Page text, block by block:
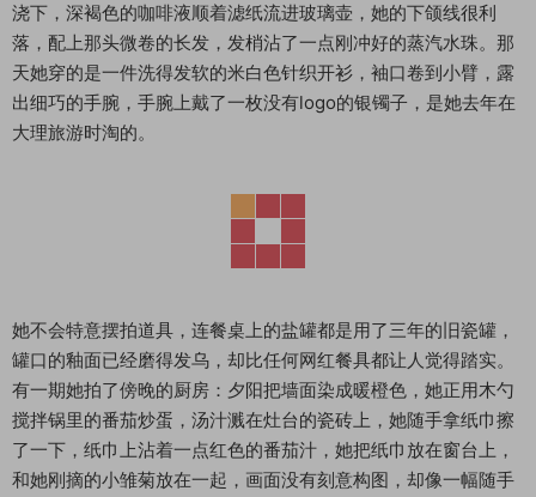
浇下，深褐色的咖啡液顺着滤纸流进玻璃壶，她的下颌线很利
落，配上那头微卷的长发，发梢沾了一点刚冲好的蒸汽水珠。那
天她穿的是一件洗得发软的米白色针织开衫，袖口卷到小臂，露
出细巧的手腕，手腕上戴了一枚没有logo的银镯子，是她去年在
大理旅游时淘的。
她不会特意摆拍道具，连餐桌上的盐罐都是用了三年的旧瓷罐，
罐口的釉面已经磨得发乌，却比任何网红餐具都让人觉得踏实。
有一期她拍了傍晚的厨房：夕阳把墙面染成暖橙色，她正用木勺
搅拌锅里的番茄炒蛋，汤汁溅在灶台的瓷砖上，她随手拿纸巾擦
了一下，纸巾上沾着一点红色的番茄汁，她把纸巾放在窗台上，
和她刚摘的小雏菊放在一起，画面没有刻意构图，却像一幅随手